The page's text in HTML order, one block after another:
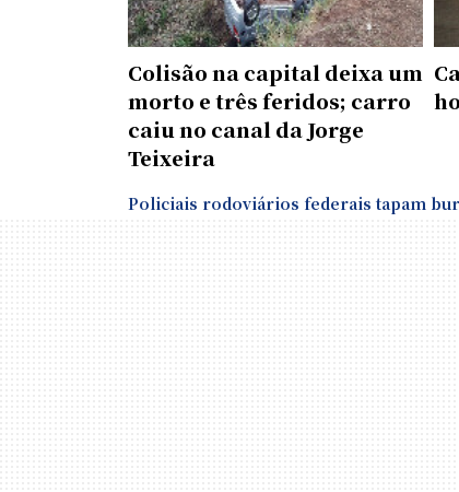
Colisão na capital deixa um
morto e três feridos; carro
caiu no canal da Jorge
Teixeira
Policiais rodoviários federais tapam